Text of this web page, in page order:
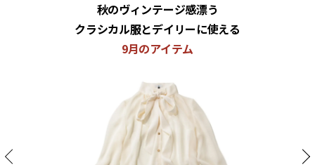
秋のヴィンテージ感漂う
クラシカル服とデイリーに使える
9月のアイテム